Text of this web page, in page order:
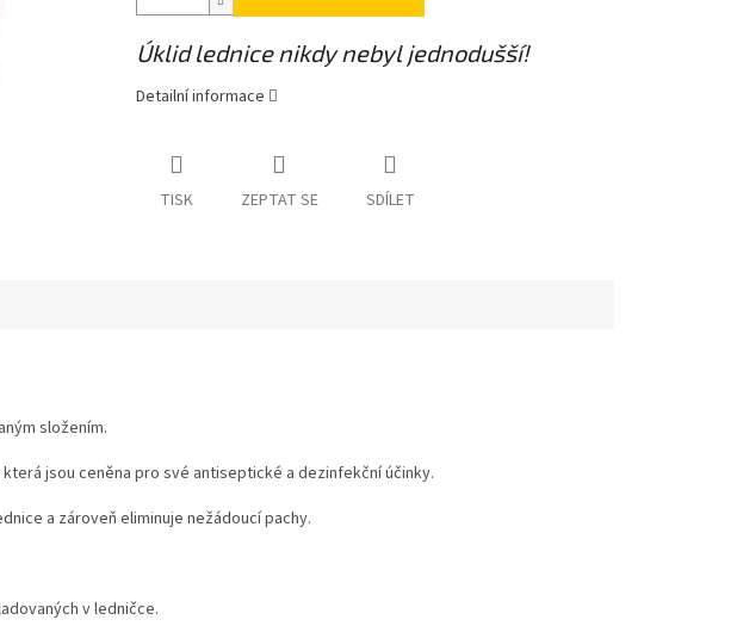
Úklid lednice nikdy nebyl jednodušší!
Detailní informace
TISK ZEPTAT SE SDÍLET
složením.
jsou ceněna pro své antiseptické a dezinfekční účinky.
a zároveň eliminuje nežádoucí pachy.
v ledničce.